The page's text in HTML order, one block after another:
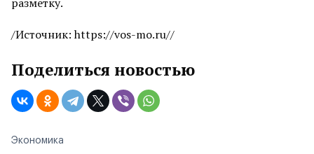
/Источник: https://vos-mo.ru//
Поделиться новостью
Экономика